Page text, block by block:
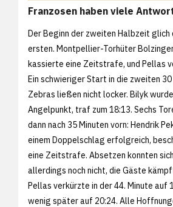
Franzosen haben viele
Der Beginn der zweiten Halbzeit glich
ersten. Montpellier-Torhüter
kassierte eine Zeitstrafe, und Pellas
Ein schwieriger Start in die zweiten
Zebras ließen nicht locker. Bilyk
Angelpunkt, traf zum 18:13. Sechs
dann nach 35 Minuten vorn: Hendrik
einem Doppelschlag erfolgreich,
eine Zeitstrafe. Absetzen konnten
allerdings noch nicht, die Gäste
Pellas verkürzte in der 44. Minute auf
wenig später auf 20:24. Alle